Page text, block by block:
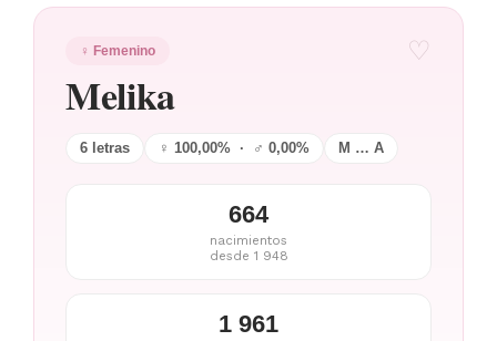
♀ Femenino ♡
Melika
6 letras ♀ 100,00% · ♂ 0,00% M … A
664
nacimientos
desde 1 948
1 961